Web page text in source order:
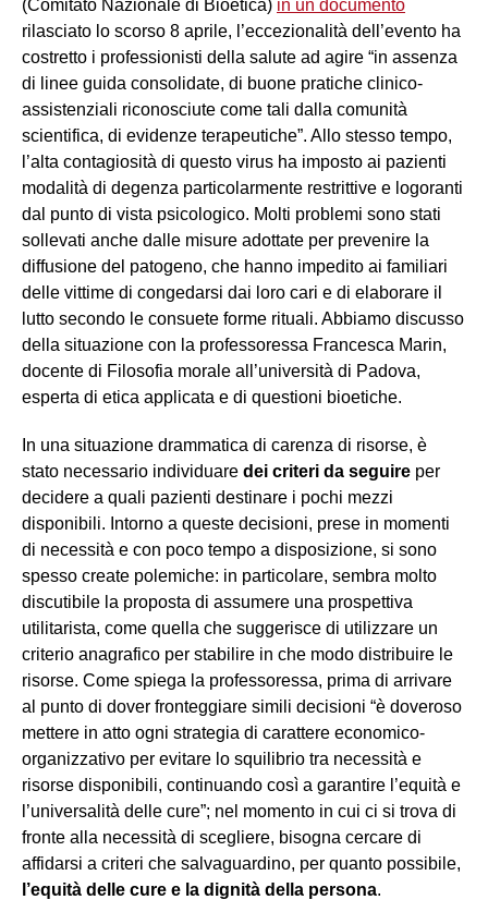
(Comitato Nazionale di Bioetica) in un documento
rilasciato lo scorso 8 aprile, l’eccezionalità dell’evento ha
costretto i professionisti della salute ad agire “in assenza
di linee guida consolidate, di buone pratiche clinico-
assistenziali riconosciute come tali dalla comunità
scientifica, di evidenze terapeutiche”. Allo stesso tempo,
l’alta contagiosità di questo virus ha imposto ai pazienti
modalità di degenza particolarmente restrittive e logoranti
dal punto di vista psicologico. Molti problemi sono stati
sollevati anche dalle misure adottate per prevenire la
diffusione del patogeno, che hanno impedito ai familiari
delle vittime di congedarsi dai loro cari e di elaborare il
lutto secondo le consuete forme rituali. Abbiamo discusso
della situazione con la professoressa Francesca Marin,
docente di Filosofia morale all’università di Padova,
esperta di etica applicata e di questioni bioetiche.
In una situazione drammatica di carenza di risorse, è
stato necessario individuare dei criteri da seguire per
decidere a quali pazienti destinare i pochi mezzi
disponibili. Intorno a queste decisioni, prese in momenti
di necessità e con poco tempo a disposizione, si sono
spesso create polemiche: in particolare, sembra molto
discutibile la proposta di assumere una prospettiva
utilitarista, come quella che suggerisce di utilizzare un
criterio anagrafico per stabilire in che modo distribuire le
risorse. Come spiega la professoressa, prima di arrivare
al punto di dover fronteggiare simili decisioni “è doveroso
mettere in atto ogni strategia di carattere economico-
organizzativo per evitare lo squilibrio tra necessità e
risorse disponibili, continuando così a garantire l’equità e
l’universalità delle cure”; nel momento in cui ci si trova di
fronte alla necessità di scegliere, bisogna cercare di
affidarsi a criteri che salvaguardino, per quanto possibile,
l’equità delle cure e la dignità della persona.